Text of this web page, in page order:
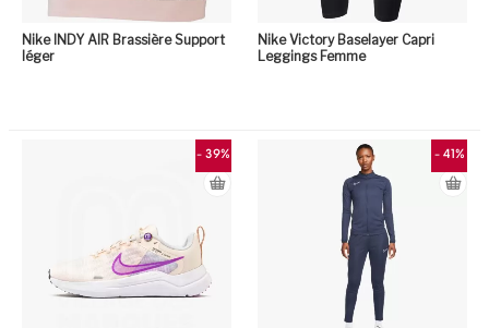
Nike INDY AIR Brassière Support
léger
Nike Victory Baselayer Capri
Leggings Femme
- 39% - 41%